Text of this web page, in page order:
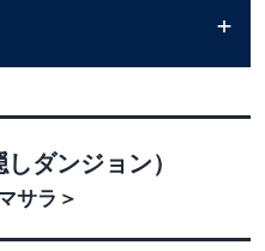
ダンジョン）
サラ＞